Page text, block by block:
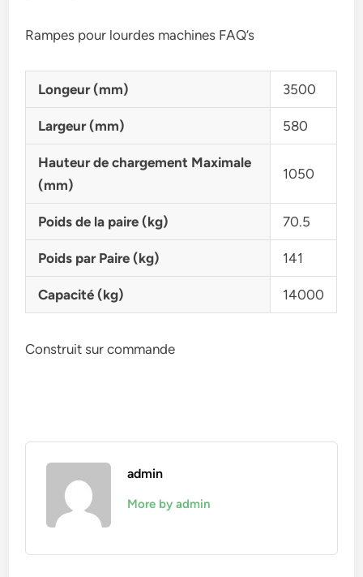
Rampes pour lourdes machines FAQ’s
Longeur (mm) 3500
Largeur (mm) 580
Hauteur de chargement Maximale
(mm)
1050
Poids de la paire (kg) 70.5
Poids par Paire (kg) 141
Capacité (kg) 14000
Construit sur commande
admin
More by admin